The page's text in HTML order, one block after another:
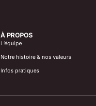
À PROPOS
L’équipe
Notre histoire & nos valeurs
Infos pratiques